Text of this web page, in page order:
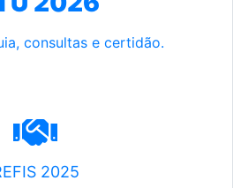
consultas e certidão.
2025